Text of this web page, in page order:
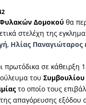
Δομοκού θα
στελέχη της
, Ηλίας Παναγιώταρος
πρωτόδικα σε κάθειρξη
τουΣυμβουλίου
το οποίο τους
της απαγόρευσης